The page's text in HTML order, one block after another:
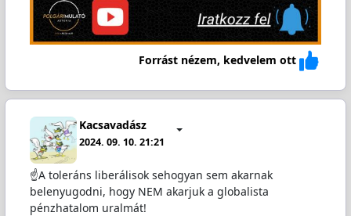
Forrást nézem, kedvelem ott
Kacsavadász
2024. 09. 10. 21:21
☝️A toleráns liberálisok sehogyan sem akarnak
belenyugodni, hogy NEM akarjuk a globalista
pénzhatalom uralmát!